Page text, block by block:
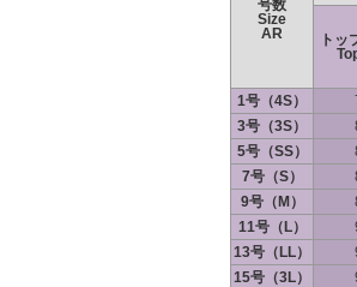
号数
Size
AR
トッ
1号（4S）
3号（3S）
5号（SS）
7号（S）
9号（M）
11号（L）
13号（LL）
15号（3L）